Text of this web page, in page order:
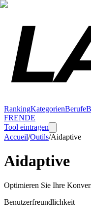
RankingKategorienBerufe
FRENDE
Tool eintragen
Accueil/Outils/Aidaptive
Aidaptive
Optimieren Sie Ihre
Benutzerfreundlichkeit